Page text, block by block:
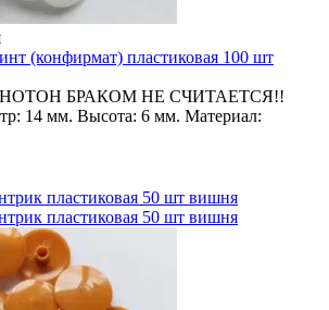
(конфирмат) пластиковая 100 шт
БРАКОМ НЕ СЧИТАЕТСЯ!!
14 мм. Высота: 6 мм. Материал:
пластиковая 50 шт вишня
пластиковая 50 шт вишня